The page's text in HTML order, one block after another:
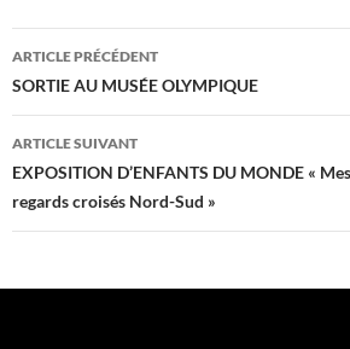
Navigation
des
articles
ARTICLE PRÉCÉDENT
SORTIE AU MUSÉE OLYMPIQUE
ARTICLE SUIVANT
EXPOSITION D’ENFANTS DU MONDE «
regards croisés Nord-Sud »